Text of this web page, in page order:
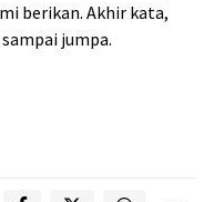
berikan. Akhir kata,
jumpa.